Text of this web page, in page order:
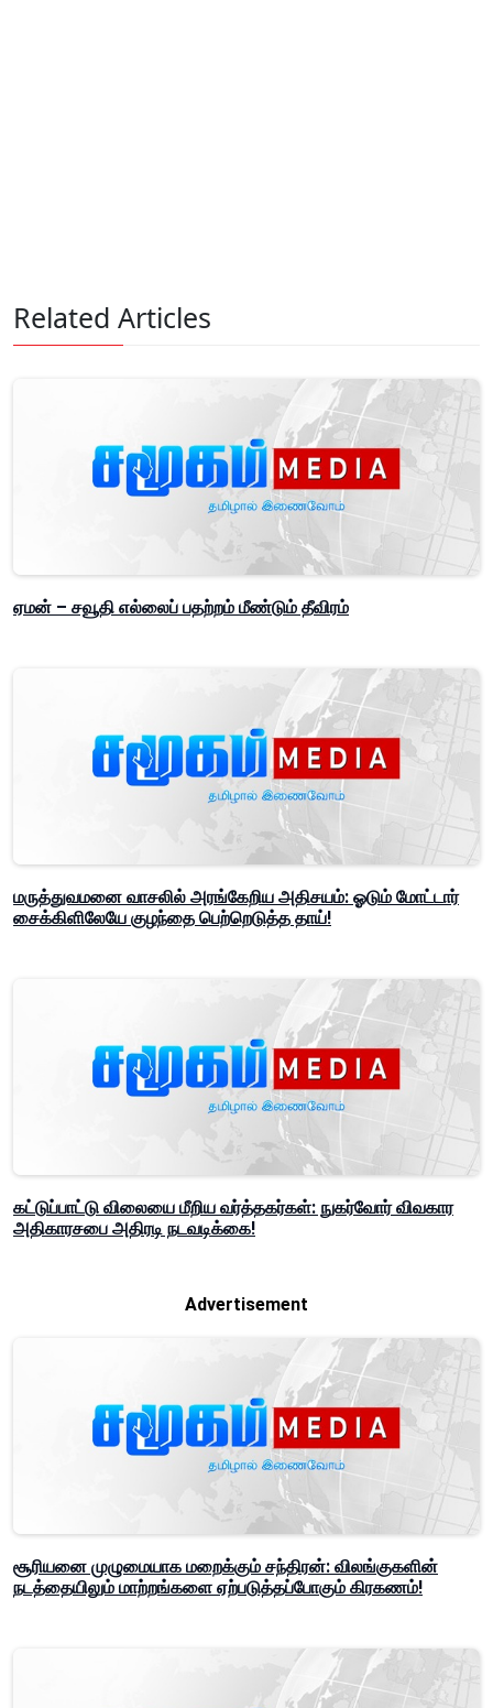
Related Articles
ஏமன் – சவூதி எல்லைப் பதற்றம் மீண்டும் தீவிரம்
மருத்துவமனை வாசலில் அரங்கேறிய அதிசயம்: ஓடும் மோட்டார்
சைக்கிளிலேயே குழந்தை பெற்றெடுத்த தாய்!
கட்டுப்பாட்டு விலையை மீறிய வர்த்தகர்கள்: நுகர்வோர் விவகார
அதிகாரசபை அதிரடி நடவடிக்கை!
Advertisement
சூரியனை முழுமையாக மறைக்கும் சந்திரன்: விலங்குகளின்
நடத்தையிலும் மாற்றங்களை ஏற்படுத்தப்போகும் கிரகணம்!